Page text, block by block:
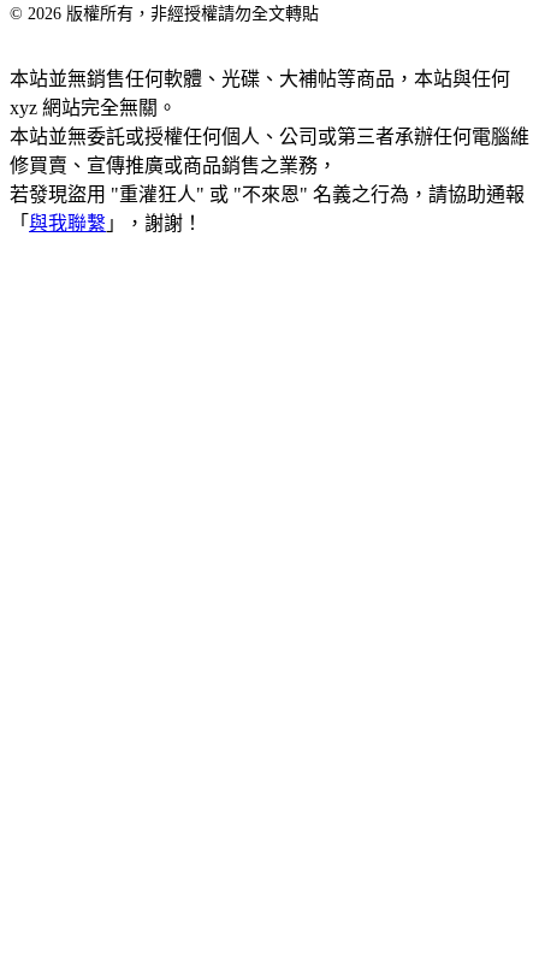
© 2026 版權所有，非經授權請勿全文轉貼
本站並無銷售任何軟體、光碟、大補帖等商品，本站與任何
xyz 網站完全無關。
本站並無委託或授權任何個人、公司或第三者承辦任何電腦維
修買賣、宣傳推廣或商品銷售之業務，
若發現盜用 "重灌狂人" 或 "不來恩" 名義之行為，請協助通報
「 與我聯繫 」，謝謝！